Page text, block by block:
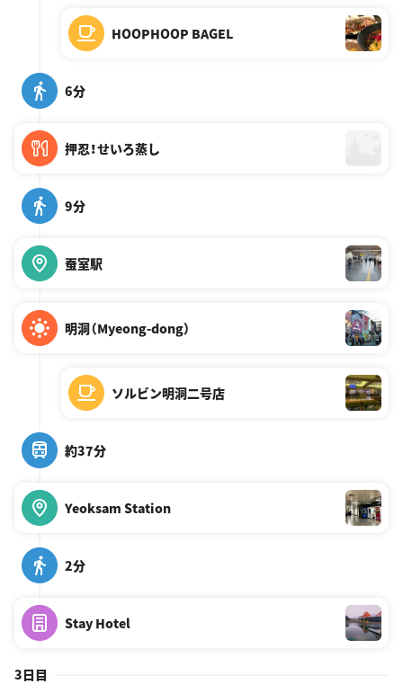
HOOPHOOP BAGEL
6分
押忍！せいろ蒸し
9分
蚕室駅
明洞（Myeong-dong）
ソルビン明洞二号店
約37分
Yeoksam Station
2分
Stay Hotel
3日目